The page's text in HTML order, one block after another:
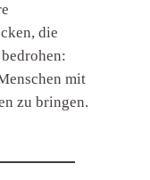
die
mit
zu bringen.